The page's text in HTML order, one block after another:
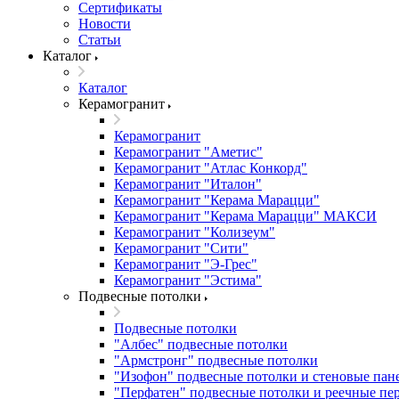
Сертификаты
Новости
Статьи
Каталог
Каталог
Керамогранит
Керамогранит
Керамогранит "Аметис"
Керамогранит "Атлас Конкорд"
Керамогранит "Италон"
Керамогранит "Керама Марацци"
Керамогранит "Керама Марацци" МАКСИ
Керамогранит "Колизеум"
Керамогранит "Сити"
Керамогранит "Э-Грес"
Керамогранит "Эстима"
Подвесные потолки
Подвесные потолки
"Албес" подвесные потолки
"Армстронг" подвесные потолки
"Изофон" подвесные потолки и стеновые
"Перфатен" подвесные потолки и реечные